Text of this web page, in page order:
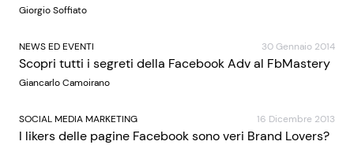
Giorgio Soffiato
NEWS ED EVENTI 30 Gennaio 2014
Scopri tutti i segreti della Facebook Adv al FbMastery
Giancarlo Camoirano
SOCIAL MEDIA MARKETING 16 Dicembre 2013
I likers delle pagine Facebook sono veri Brand Lovers?